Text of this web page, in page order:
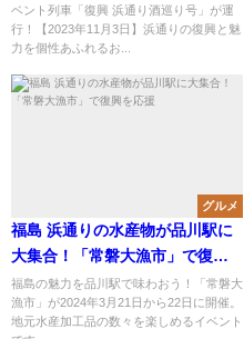
ベント列車「復興 浜通り酒巡り号」が運
行！【2023年11月3日】浜通りの復興と魅
力を個性あふれるお...
グルメ
福島 浜通りの水産物が品川駅に
大集合！「常磐大漁市」で復興
を応援
福島の魅力を品川駅で味わおう！「常磐大
漁市」が2024年3月21日から22日に開催。
地元水産加工品の数々を楽しめるイベント